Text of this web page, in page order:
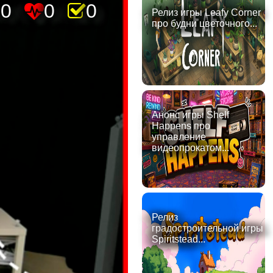
0 0
Релиз игры Leafy Corner
про будни цветочного...
Анонс игры Shelf
Happens про
управление
видеопрокатом...
Релиз
градостроительной игры
Spiritstead...